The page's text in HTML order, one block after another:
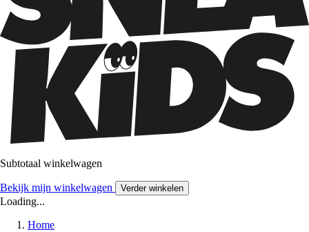
Subtotaal winkelwagen
Bekijk mijn winkelwagen Verder winkelen
Loading...
Home